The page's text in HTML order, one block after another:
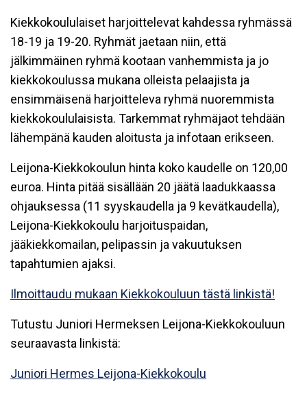
Kiekkokoululaiset harjoittelevat kahdessa ryhmässä
18-19 ja 19-20. Ryhmät jaetaan niin, että
jälkimmäinen ryhmä kootaan vanhemmista ja jo
kiekkokoulussa mukana olleista pelaajista ja
ensimmäisenä harjoitteleva ryhmä nuoremmista
kiekkokoululaisista. Tarkemmat ryhmäjaot tehdään
lähempänä kauden aloitusta ja infotaan erikseen.
Leijona-Kiekkokoulun hinta koko kaudelle on 120,00
euroa. Hinta pitää sisällään 20 jäätä laadukkaassa
ohjauksessa (11 syyskaudella ja 9 kevätkaudella),
Leijona-Kiekkokoulu harjoituspaidan,
jääkiekkomailan, pelipassin ja vakuutuksen
tapahtumien ajaksi.
Ilmoittaudu mukaan Kiekkokouluun tästä linkistä!
Tutustu Juniori Hermeksen Leijona-Kiekkokouluun
seuraavasta linkistä:
Juniori Hermes Leijona-Kiekkokoulu